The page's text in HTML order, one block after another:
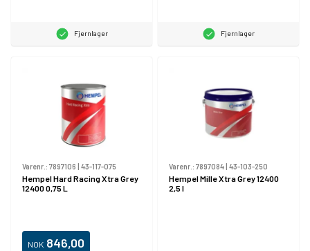
Fjernlager Fjernlager
Varenr.: 7897106 43-117-075
Hempel Hard Racing Xtra Grey
12400 0,75 L
NOK 846,00
Varenr.: 7897084 43-103-250
Hempel Mille Xtra Grey 12400
2,5 l